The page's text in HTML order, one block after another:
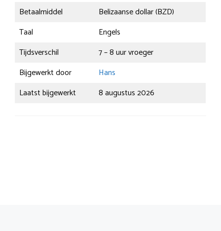
Betaalmiddel
Belizaanse dollar (BZD)
Taal
Engels
Tijdsverschil
7 – 8 uur vroeger
Bijgewerkt door
Hans
Laatst bijgewerkt
8 augustus 2026